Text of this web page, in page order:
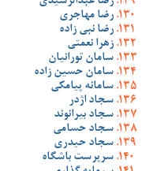
رضا مهاجری
رضا نبی زاده
زهرا نعمتی
سامان تورانیان
سامان حسین زاده
سامانه پیامکی
سجاد اژدر
سجاد بیرانوند
سجاد حسامی
سجاد حیدری
سرپرست باشگاه